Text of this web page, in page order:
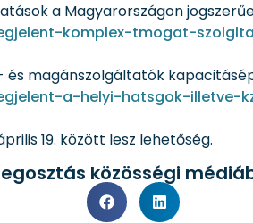
a Magyarországon
komplex-tmogat-
és magánszolgáltatók
a-helyi-hatsgok-
19. között lesz lehetőség.
közösségi